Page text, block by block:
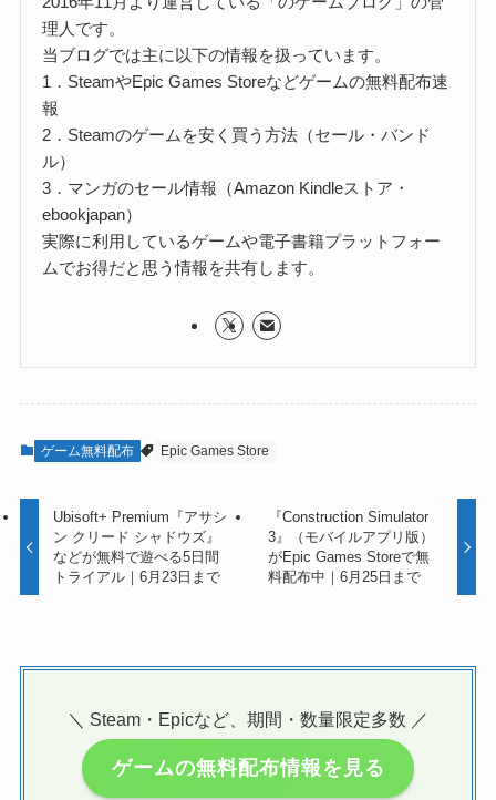
理人です。
当ブログでは主に以下の情報を扱っています。
1．SteamやEpic Games Storeなどゲームの無料配布速
報
2．Steamのゲームを安く買う方法（セール・バンド
ル）
3．マンガのセール情報（Amazon Kindleストア・
ebookjapan）
実際に利用しているゲームや電子書籍プラットフォー
ムでお得だと思う情報を共有します。
ゲーム無料配布 Epic Games Store
Ubisoft+ Premium『アサシ
ン クリード シャドウズ』
などが無料で遊べる5日間
トライアル｜6月23日まで
『Construction Simulator
3』（モバイルアプリ版）
がEpic Games Storeで無
料配布中｜6月25日まで
＼ Steam・Epicなど、期間・数量限定多数 ／
ゲームの無料配布情報を見る